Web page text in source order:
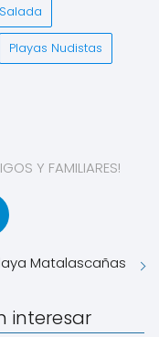
Playas Nudistas
Y FAMILIARES!
Matalascañas
interesar